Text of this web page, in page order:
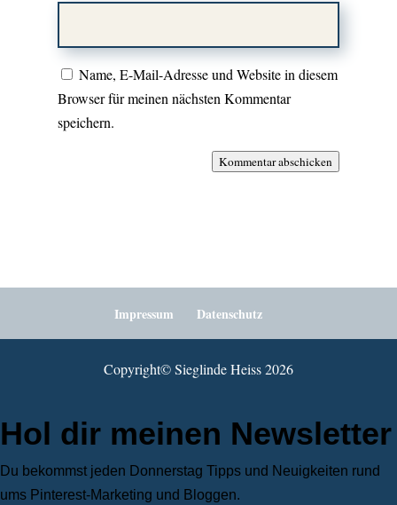
Name, E-Mail-Adresse und Website in diesem
Browser für meinen nächsten Kommentar
speichern.
Kommentar abschicken
Impressum Datenschutz
Copyright©️ Sieglinde Heiss 2026
Hol dir meinen Newsletter
Du bekommst jeden Donnerstag Tipps und Neuigkeiten rund
ums Pinterest-Marketing und Bloggen.